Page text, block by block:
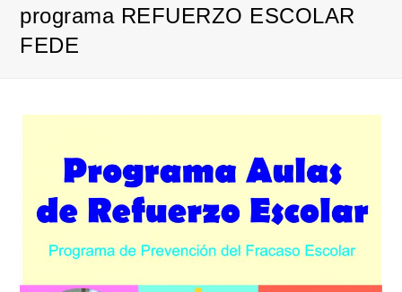
programa REFUERZO ESCOLAR
FEDE